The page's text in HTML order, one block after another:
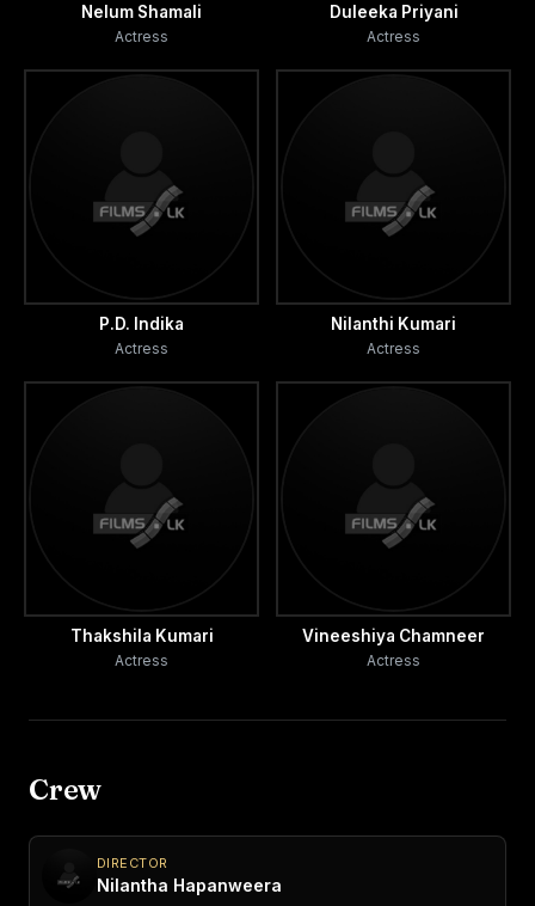
Nelum Shamali
Actress
Duleeka Priyani
Actress
P.D. Indika
Actress
Nilanthi Kumari
Actress
Thakshila Kumari
Actress
Vineeshiya Chamneer
Actress
Crew
DIRECTOR
Nilantha Hapanweera